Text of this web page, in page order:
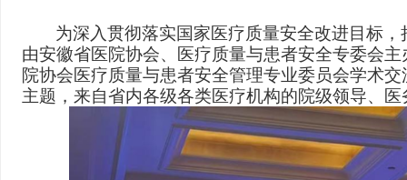
为深入贯彻落实国家医疗质量安全改进目标
由安徽省医院协会、医疗质量与患者安全专委会主
院协会医疗质量与患者安全管理专业委员会学术
主题，来自省内各级各类医疗机构的院级领导、